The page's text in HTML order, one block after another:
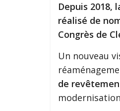
Depuis 2018,
réalisé de
Congrès de
Un nouveau
de